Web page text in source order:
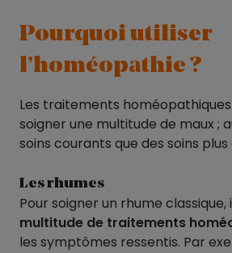
Pourquoi utiliser
l’homéopathie ?
Les traitements
soigner une multitude de maux ;
soins courants que des soins
Les rhumes
Pour soigner un rhume classique,
multitude de traitements
les symptômes ressentis. Par